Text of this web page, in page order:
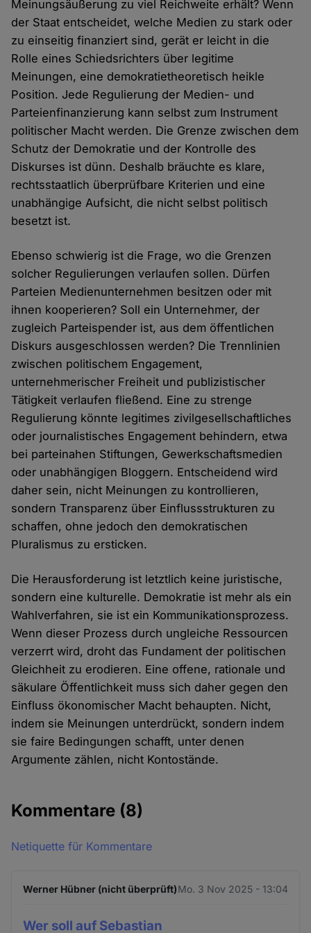
Meinungsäußerung zu viel Reichweite erhält? Wenn
der Staat entscheidet, welche Medien zu stark oder
zu einseitig finanziert sind, gerät er leicht in die
Rolle eines Schiedsrichters über legitime
Meinungen, eine demokratietheoretisch heikle
Position. Jede Regulierung der Medien- und
Parteienfinanzierung kann selbst zum Instrument
politischer Macht werden. Die Grenze zwischen dem
Schutz der Demokratie und der Kontrolle des
Diskurses ist dünn. Deshalb bräuchte es klare,
rechtsstaatlich überprüfbare Kriterien und eine
unabhängige Aufsicht, die nicht selbst politisch
besetzt ist.
Ebenso schwierig ist die Frage, wo die Grenzen
solcher Regulierungen verlaufen sollen. Dürfen
Parteien Medienunternehmen besitzen oder mit
ihnen kooperieren? Soll ein Unternehmer, der
zugleich Parteispender ist, aus dem öffentlichen
Diskurs ausgeschlossen werden? Die Trennlinien
zwischen politischem Engagement,
unternehmerischer Freiheit und publizistischer
Tätigkeit verlaufen fließend. Eine zu strenge
Regulierung könnte legitimes zivilgesellschaftliches
oder journalistisches Engagement behindern, etwa
bei parteinahen Stiftungen, Gewerkschaftsmedien
oder unabhängigen Bloggern. Entscheidend wird
daher sein, nicht Meinungen zu kontrollieren,
sondern Transparenz über Einflussstrukturen zu
schaffen, ohne jedoch den demokratischen
Pluralismus zu ersticken.
Die Herausforderung ist letztlich keine juristische,
sondern eine kulturelle. Demokratie ist mehr als ein
Wahlverfahren, sie ist ein Kommunikationsprozess.
Wenn dieser Prozess durch ungleiche Ressourcen
verzerrt wird, droht das Fundament der politischen
Gleichheit zu erodieren. Eine offene, rationale und
säkulare Öffentlichkeit muss sich daher gegen den
Einfluss ökonomischer Macht behaupten. Nicht,
indem sie Meinungen unterdrückt, sondern indem
sie faire Bedingungen schafft, unter denen
Argumente zählen, nicht Kontostände.
Kommentare (8)
Netiquette für Kommentare
Werner Hübner (nicht überprüft)Mo. 3 Nov 2025 - 13:04
Wer soll auf Sebastian